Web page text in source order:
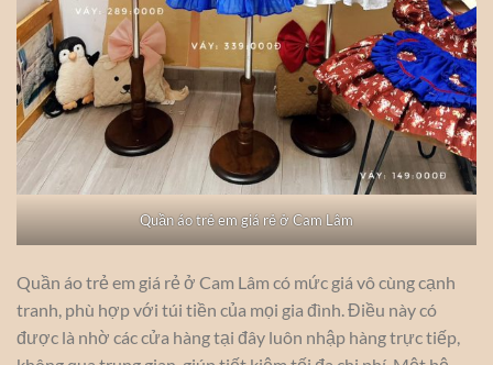
Quần áo trẻ em giá rẻ ở Cam Lâm
Quần áo trẻ em giá rẻ ở Cam Lâm có mức giá vô cùng cạnh
tranh, phù hợp với túi tiền của mọi gia đình. Điều này có
được là nhờ các cửa hàng tại đây luôn nhập hàng trực tiếp,